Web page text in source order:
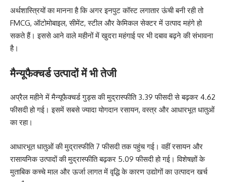
अर्थशास्त्रियों का मानना है कि अगर इनपुट कॉस्ट लगातार ऊंची बनी रही तो
FMCG, ऑटोमोबाइल, सीमेंट, स्टील और केमिकल सेक्टर में उत्पाद महंगे हो
सकते हैं। इससे आने वाले महीनों में खुदरा महंगाई पर भी दबाव बढ़ने की संभावना
है।
मैन्यूफैक्चर्ड उत्पादों में भी तेजी
अप्रैल महीने में मैन्यूफैक्चर्ड गुड्स की मुद्रास्फीति 3.39 फीसदी से बढ़कर 4.62
फीसदी हो गई। इसमें सबसे ज्यादा योगदान रसायन, वस्त्र और आधारभूत धातुओं
का रहा।
आधारभूत धातुओं की मुद्रास्फीति 7 फीसदी तक पहुंच गई। वहीं रसायन और
रासायनिक उत्पादों की मुद्रास्फीति बढ़कर 5.09 फीसदी हो गई। विशेषज्ञों के
मुताबिक कच्चे माल और ऊर्जा लागत में वृद्धि के कारण उद्योगों का उत्पादन खर्च